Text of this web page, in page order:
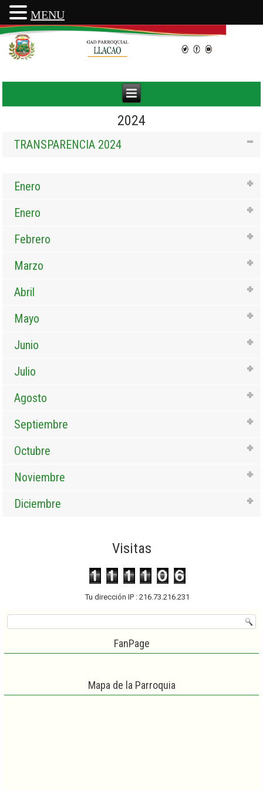
2024
TRANSPARENCIA 2024
Enero
Enero
Febrero
Marzo
Abril
Mayo
Junio
Julio
Agosto
Septiembre
Octubre
Noviembre
Diciembre
Visitas
Tu dirección IP : 216.73.216.231
FanPage
Mapa de la Parroquia
MENU